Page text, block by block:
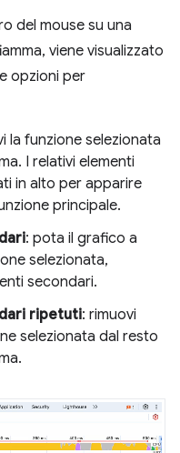
del mouse su una
viene visualizzato
opzioni per
la funzione selezionata
I relativi elementi
in alto per apparire
principale.
: pota il grafico a
selezionata,
secondari.
ripetuti: rimuovi
selezionata dal resto